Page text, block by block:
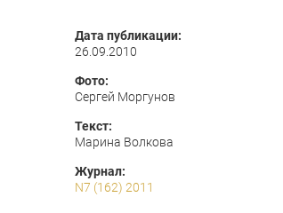
Дата публикации:
26.09.2010
Фото:
Сергей Моргунов
Текст:
Марина Волкова
Журнал:
N7 (162) 2011